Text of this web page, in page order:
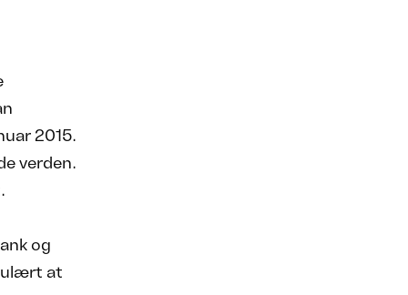
2015.
verden.
og
at